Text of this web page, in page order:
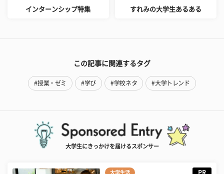
インターンシップ特集 すれみの大学生あるある
この記事に関連するタグ
#授業・ゼミ #学び #学校ネタ #大学トレンド
大学生にきっかけを届けるスポンサー
大学生活 PR